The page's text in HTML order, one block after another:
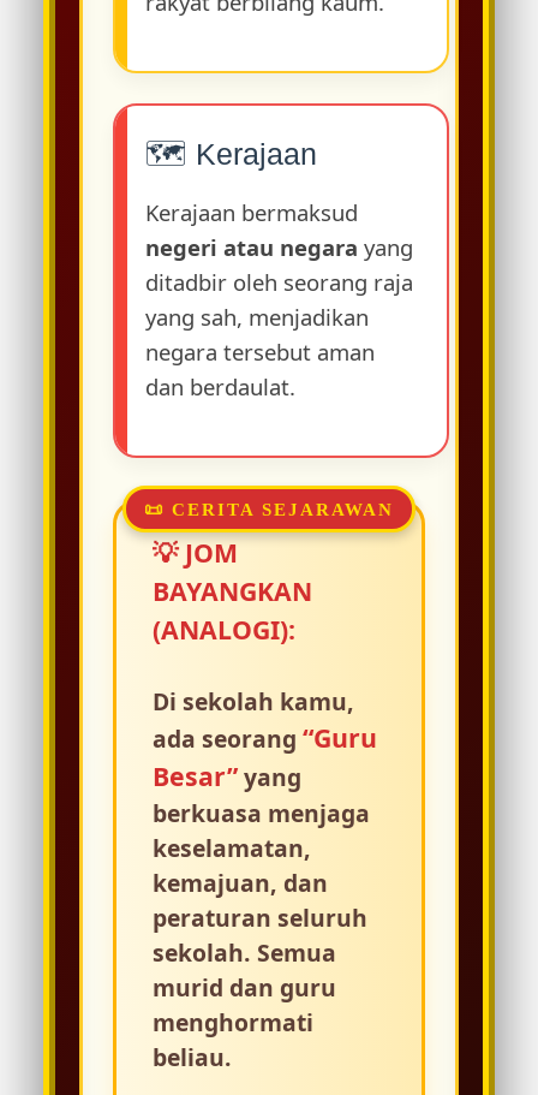
🗺️ Kerajaan
Kerajaan bermaksud
negeri atau negara yang
ditadbir oleh seorang raja
yang sah, menjadikan
negara tersebut aman
dan berdaulat.
💡 JOM
BAYANGKAN
(ANALOGI):
Di sekolah kamu,
ada seorang “Guru
Besar”yang
berkuasa menjaga
keselamatan,
kemajuan, dan
peraturan seluruh
sekolah. Semua
murid dan guru
menghormati
beliau.